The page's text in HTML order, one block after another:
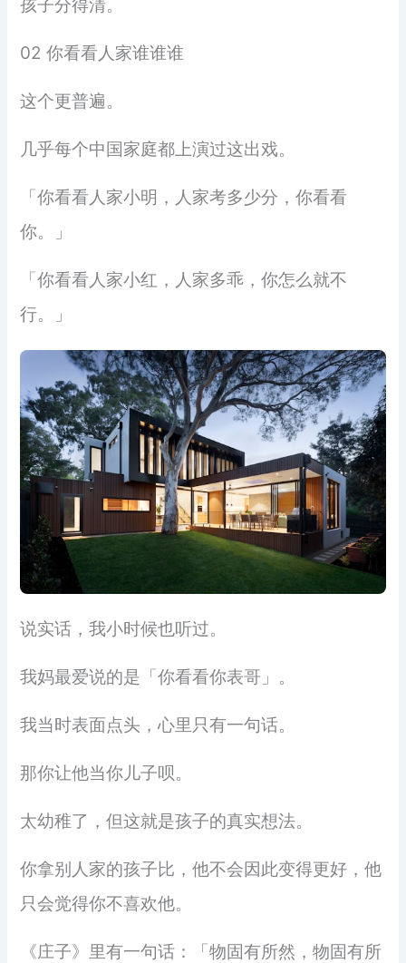
孩子分得清。
02 你看看人家谁谁谁
这个更普遍。
几乎每个中国家庭都上演过这出戏。
「你看看人家小明，人家考多少分，你看看
你。」
「你看看人家小红，人家多乖，你怎么就不
行。」
说实话，我小时候也听过。
我妈最爱说的是「你看看你表哥」。
我当时表面点头，心里只有一句话。
那你让他当你儿子呗。
太幼稚了，但这就是孩子的真实想法。
你拿别人家的孩子比，他不会因此变得更好，他
只会觉得你不喜欢他。
《庄子》里有一句话：「物固有所然，物固有所